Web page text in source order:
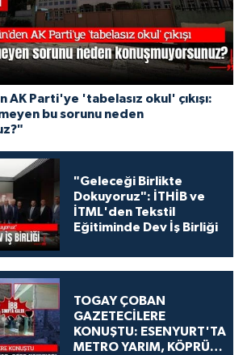
AK Parti'ye 'tabelasız okul' çıkışı:
bu sorunu neden
"Geleceği Birlikte
Dokuyoruz": İTHİB ve
İTML'den Tekstil
Eğitiminde Dev İş Birliği
TOGAY ÇOBAN
GAZETECİLERE
KONUŞTU: ESENYURT'TA
METRO YARIM, KÖPRÜ